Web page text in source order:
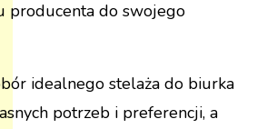
producenta do swojego
idealnego stelaża do biurka
potrzeb i preferencji, a